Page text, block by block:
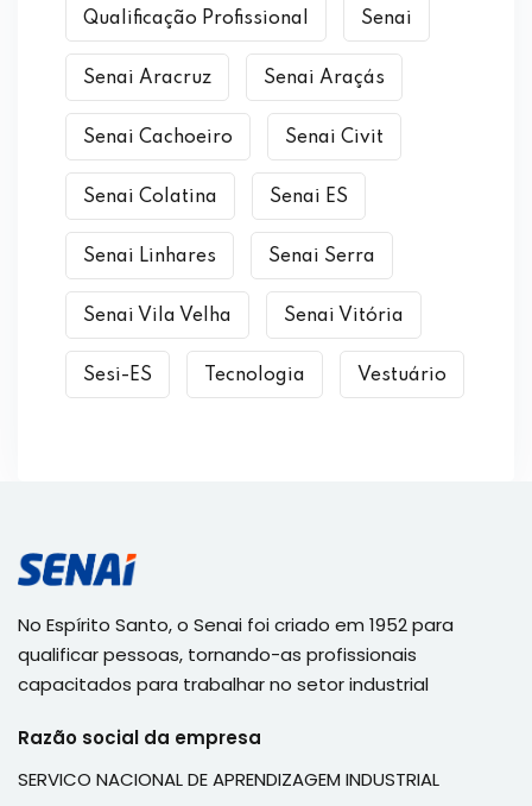
Qualificação Profissional Senai
Senai Aracruz Senai Araçás
Senai Cachoeiro Senai Civit
Senai Colatina Senai ES
Senai Linhares Senai Serra
Senai Vila Velha Senai Vitória
Sesi-ES Tecnologia Vestuário
No Espírito Santo, o Senai foi criado em 1952 para
qualificar pessoas, tornando-as profissionais
capacitados para trabalhar no setor industrial
Razão social da empresa
SERVICO NACIONAL DE APRENDIZAGEM INDUSTRIAL